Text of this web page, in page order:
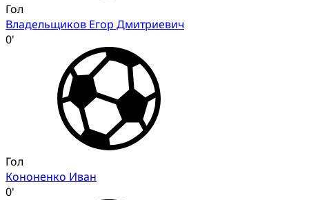
Гол
Владельщиков Егор Дмитриевич
0'
Гол
Кононенко Иван
0'